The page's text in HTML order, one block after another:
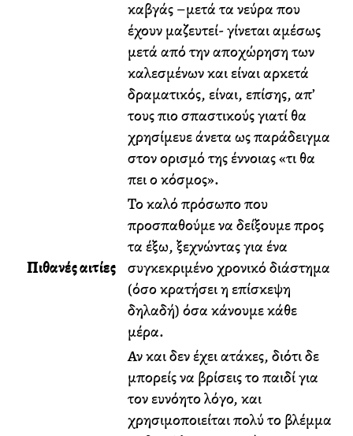
καβγάς –μετά τα νεύρα που
έχουν μαζευτεί- γίνεται αμέσως
μετά από την αποχώρηση των
καλεσμένων και είναι αρκετά
δραματικός, είναι, επίσης, απ’
τους πιο σπαστικούς γιατί θα
χρησίμευε άνετα ως παράδειγμα
στον ορισμό της έννοιας «τι θα
πει ο κόσμος».
Πιθανές αιτίες
Το καλό πρόσωπο που
προσπαθούμε να δείξουμε προς
τα έξω, ξεχνώντας για ένα
συγκεκριμένο χρονικό διάστημα
(όσο κρατήσει η επίσκεψη
δηλαδή) όσα κάνουμε κάθε
μέρα.
Αν και δεν έχει ατάκες, διότι δε
μπορείς να βρίσεις το παιδί για
τον ευνόητο λόγο, και
χρησιμοποιείται πολύ το βλέμμα